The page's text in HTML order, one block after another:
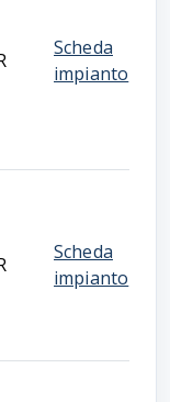
Scheda
impianto
Scheda
impianto